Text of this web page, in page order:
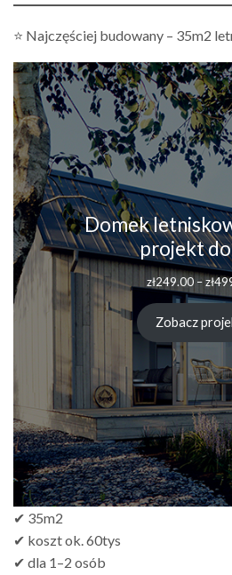
⭐ Najczęściej budowany – 35m2
Domek
projekt
zł249.00 – zł
Zobacz
✔ 35m2
✔ koszt ok. 60tys
✔ dla 1–2 osób